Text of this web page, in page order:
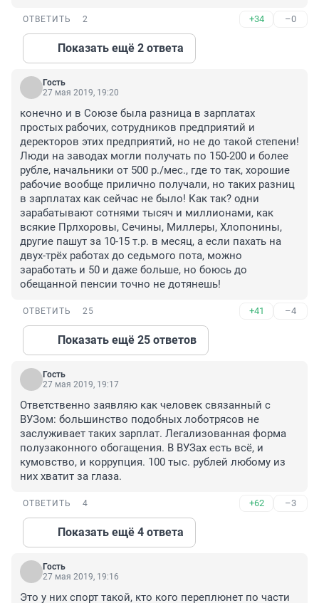
ОТВЕТИТЬ 2 +34 –0
Показать ещё 2 ответа
Гость
27 мая 2019, 19:20
конечно и в Союзе была разница в зарплатах
простых рабочих, сотрудников предприятий и
деректоров этих предприятий, но не до такой степени!
Люди на заводах могли получать по 150-200 и более
рубле, начальники от 500 р./мес., где то так, хорошие
рабочие вообще прилично получали, но таких разниц
в зарплатах как сейчас не было! Как так? одни
зарабатывают сотнями тысяч и миллионами, как
всякие Прлхоровы, Сечины, Миллеры, Хлопонины,
другие пашут за 10-15 т.р. в месяц, а если пахать на
двух-трёх работах до седьмого пота, можно
заработать и 50 и даже больше, но боюсь до
обещанной пенсии точно не дотянешь!
ОТВЕТИТЬ 25 +41 –4
Показать ещё 25 ответов
Гость
27 мая 2019, 19:17
Ответственно заявляю как человек связанный с
ВУЗом: большинство подобных лоботрясов не
заслуживает таких зарплат. Легализованная форма
полузаконного обогащения. В ВУЗах есть всё, и
кумовство, и коррупция. 100 тыс. рублей любому из
них хватит за глаза.
ОТВЕТИТЬ 4 +62 –3
Показать ещё 4 ответа
Гость
27 мая 2019, 19:16
Это у них спорт такой, кто кого переплюнет по части